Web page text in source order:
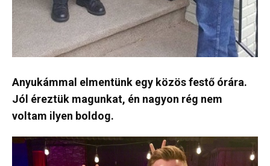
Anyukámmal elmentünk egy közös festő órára.
Jól éreztük magunkat, én nagyon rég nem
voltam ilyen boldog.